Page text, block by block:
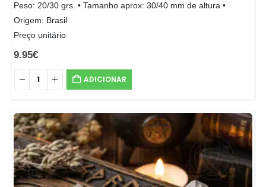
Peso: 20/30 grs. • Tamanho aprox: 30/40 mm de altura •
Origem: Brasil
Preço unitário
9.95€
ADICIONAR